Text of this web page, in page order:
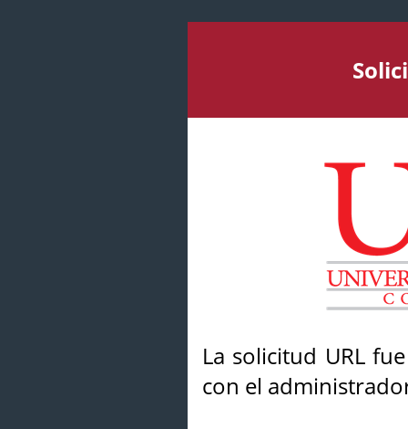
La solicitud URL
con el